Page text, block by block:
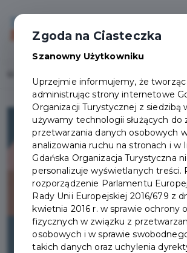
Login/
Zgoda na Ciasteczka
Szanowny Użytkowniku
Uprzejmie informujemy, że tworząc
administrując strony internetowe
Organizacji Turystycznej z siedzibą
używamy technologii służących do
przetwarzania danych osobowych
analizowania ruchu na stronach i w
Gdańska Organizacja Turystyczna
personalizuje wyświetlanych treści.
rozporządzenie Parlamentu
Rady Unii Europejskiej 2016/679 z
kwietnia 2016 r. w sprawie ochrony
fizycznych w związku z
osobowych i w sprawie
takich danych oraz uchylenia